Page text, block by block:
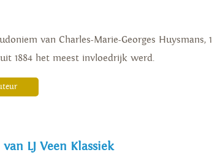
van Charles-Marie-Georges
1884 het meest invloedrijk werd.
LJ Veen Klassiek